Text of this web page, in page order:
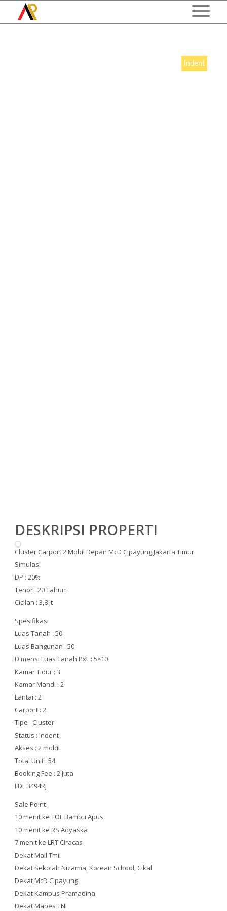
Indent
DESKRIPSI PROPERTI
Cluster Carport 2 Mobil Depan McD Cipayung Jakarta Timur
Simulasi
DP : 20%
Tenor : 20 Tahun
Cicilan : 3,8 Jt
Spesifikasi
Luas Tanah : 50
Luas Bangunan : 50
Dimensi Luas Tanah PxL : 5×10
Kamar Tidur : 3
Kamar Mandi : 2
Lantai : 2
Carport : 2
Tipe : Cluster
Status : Indent
Akses : 2 mobil
Total Unit : 54
Booking Fee : 2 Juta
FDL 3494RJ
Sale Point :
10 menit ke TOL Bambu Apus
10 menit ke RS Adyaska
7 menit ke LRT Ciracas
Dekat Mall Tmii
Dekat Sekolah Nizamia, Korean School, Cikal
Dekat McD Cipayung
Dekat Kampus Pramadina
Dekat Mabes TNI